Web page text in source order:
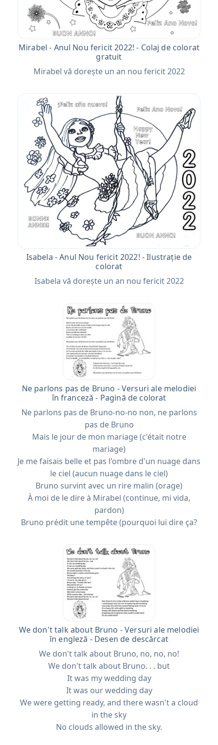
Mirabel - Anul Nou fericit 2022! - Colaj de colorat
gratuit
Mirabel vă dorește un an nou fericit 2022
Isabela - Anul Nou fericit 2022! - Ilustrație de
colorat
Isabela vă dorește un an nou fericit 2022
Ne parlons pas de Bruno - Versuri ale melodiei
în franceză - Pagină de colorat
Ne parlons pas de Bruno-no-no non, ne parlons
pas de Bruno
Mais le jour de mon mariage (c'était notre
mariage)
Je me faisais belle et pas l'ombre d'un nuage dans
le ciel (aucun nuage dans le ciel)
Bruno survint avec un rire malin (orage)
À moi de le dire à Mirabel (continue, mi vida,
pardon)
Bruno prédit une tempête (pourquoi lui dire ça?
We don't talk about Bruno - Versuri ale melodiei
în engleză - Desen de descărcat
We don't talk about Bruno, no, no, no!
We don't talk about Bruno. . . but
It was my wedding day
It was our wedding day
We were getting ready, and there wasn't a cloud
in the sky
No clouds allowed in the sky.